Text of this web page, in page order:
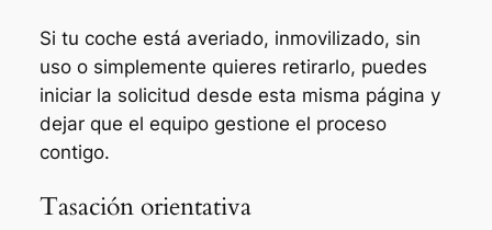
Si tu coche está averiado, inmovilizado, sin
uso o simplemente quieres retirarlo, puedes
iniciar la solicitud desde esta misma página y
dejar que el equipo gestione el proceso
contigo.
Tasación orientativa